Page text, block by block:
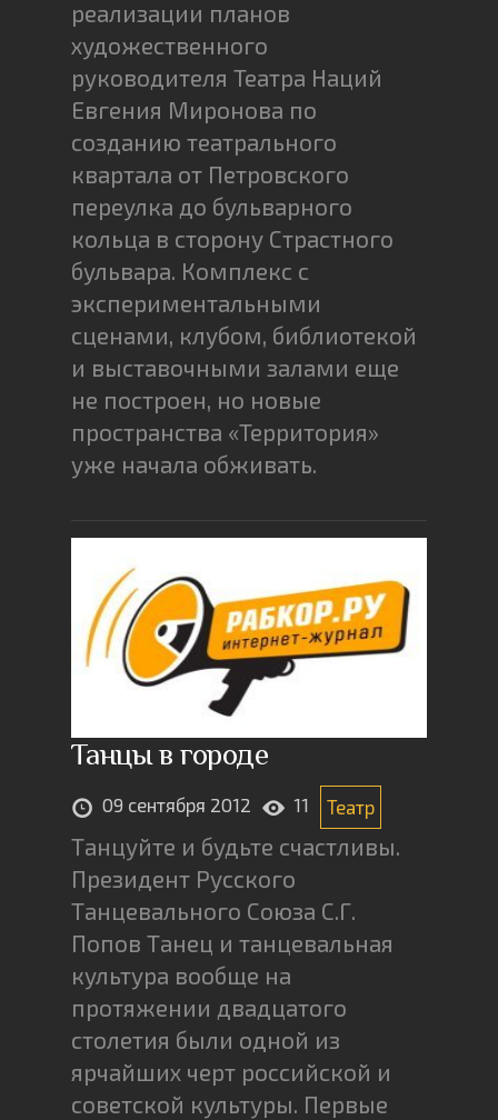
реализации планов
художественного
руководителя Театра Наций
Евгения Миронова по
созданию театрального
квартала от Петровского
переулка до бульварного
кольца в сторону Страстного
бульвара. Комплекс с
экспериментальными
сценами, клубом, библиотекой
и выставочными залами еще
не построен, но новые
пространства «Территория»
уже начала обживать.
Танцы в городе
09 сентября 2012 11 Театр
Танцуйте и будьте счастливы.
Президент Русского
Танцевального Союза С.Г.
Попов Танец и танцевальная
культура вообще на
протяжении двадцатого
столетия были одной из
ярчайших черт российской и
советской культуры. Первые